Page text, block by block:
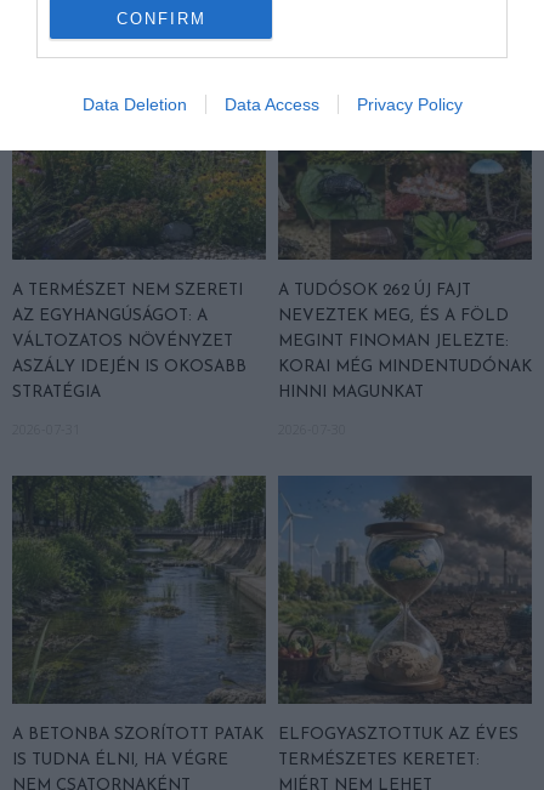
CONFIRM
Data Deletion Data Access Privacy Policy
A TERMÉSZET NEM SZERETI
AZ EGYHANGÚSÁGOT: A
VÁLTOZATOS NÖVÉNYZET
ASZÁLY IDEJÉN IS OKOSABB
STRATÉGIA
A TUDÓSOK 262 ÚJ FAJT
NEVEZTEK MEG, ÉS A FÖLD
MEGINT FINOMAN JELEZTE:
KORAI MÉG MINDENTUDÓNAK
HINNI MAGUNKAT
A BETONBA SZORÍTOTT PATAK
IS TUDNA ÉLNI, HA VÉGRE
NEM CSATORNAKÉNT
ELFOGYASZTOTTUK AZ ÉVES
TERMÉSZETES KERETET:
MIÉRT NEM LEHET